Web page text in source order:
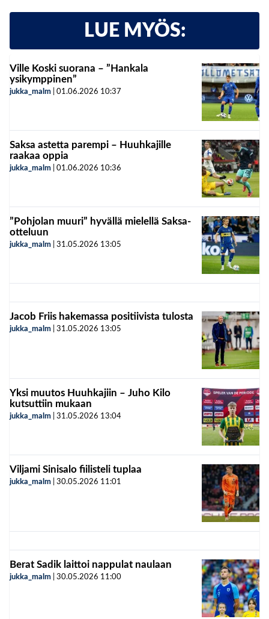
LUE MYÖS:
Ville Koski suorana – ”Hankala
ysikymppinen”
jukka_malm 01.06.2026 10:37
Saksa astetta parempi – Huuhkajille
raakaa oppia
jukka_malm 01.06.2026 10:36
”Pohjolan muuri” hyvällä mielellä Saksa-
otteluun
jukka_malm 31.05.2026 13:05
Jacob Friis hakemassa positiivista tulosta
jukka_malm 31.05.2026 13:05
Yksi muutos Huuhkajiin – Juho Kilo
kutsuttiin mukaan
jukka_malm 31.05.2026 13:04
Viljami Sinisalo fiilisteli tuplaa
jukka_malm 30.05.2026 11:01
Berat Sadik laittoi nappulat naulaan
jukka_malm 30.05.2026 11:00